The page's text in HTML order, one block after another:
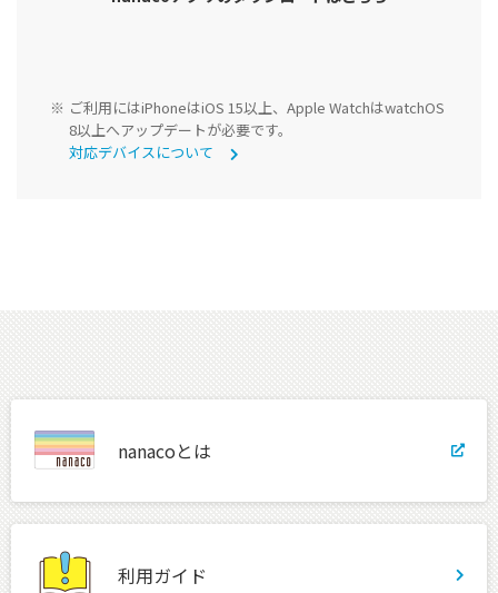
ご利用にはiPhoneはiOS 15以上、Apple WatchはwatchOS
8以上へアップデートが必要です。
対応デバイスについて
nanacoとは
利用ガイド